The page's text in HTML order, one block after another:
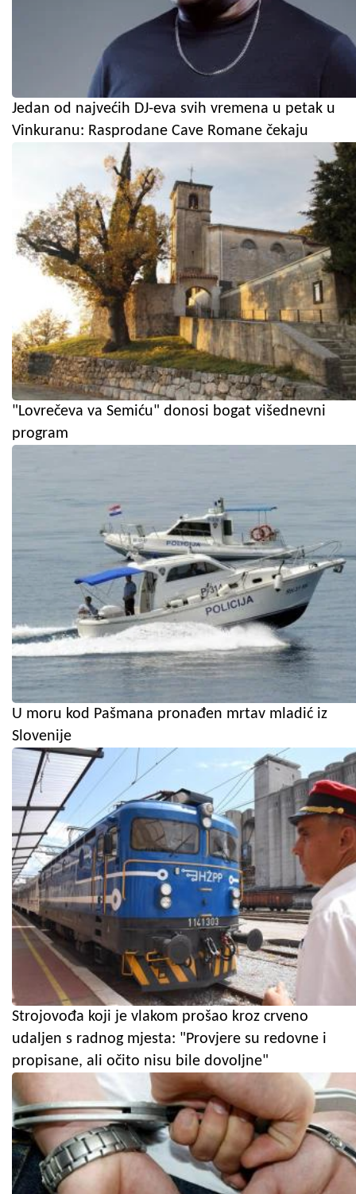
Jedan od najvećih DJ-eva svih vremena u petak u
Vinkuranu: Rasprodane Cave Romane čekaju
"Lovrečeva va Semiću" donosi bogat višednevni
program
U moru kod Pašmana pronađen mrtav mladić iz
Slovenije
Strojovođa koji je vlakom prošao kroz crveno
udaljen s radnog mjesta: "Provjere su redovne i
propisane, ali očito nisu bile dovoljne"